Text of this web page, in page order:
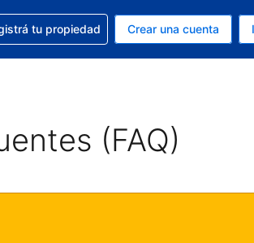
actual es Dólar de EEUU
idioma que estás usando es Español
ayuda con tu reserva
tu propiedad Crear una cuenta
(FAQ)